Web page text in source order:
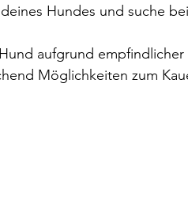
Hundes und suche
aufgrund empfindlicher
Möglichkeiten zum